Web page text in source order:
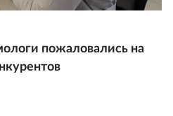
пожаловались на